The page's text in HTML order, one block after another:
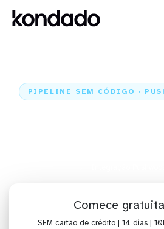
PIPELINE SEM CÓDIGO ·
Comece
SEM cartão de crédito | 14 dias |